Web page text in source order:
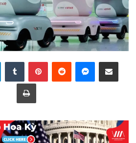
LinkedInTumblr PinterestReddit Messenger
Share via Email
Print